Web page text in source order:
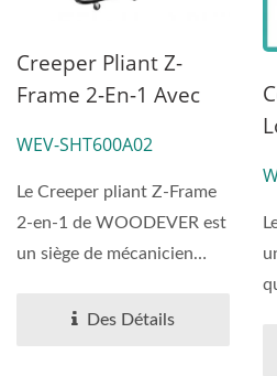
Creeper Pliant Z-
Frame 2-En-1 Avec
Vietnamien
WEV-SHT600A02
Le Creeper pliant Z-Frame
2-en-1 de WOODEVER est
un siège de mécanicien
Des Détails